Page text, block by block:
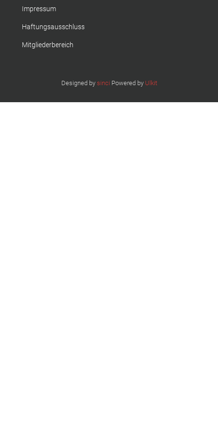
Impressum
Haftungsausschluss
Mitgliederbereich
Designed by sinci Powered by Ulkit